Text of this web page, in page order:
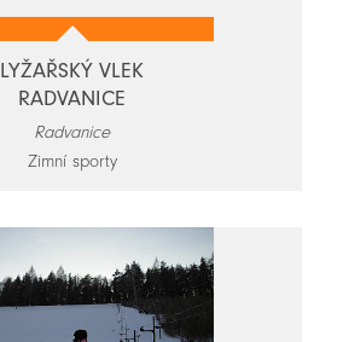
LYŽAŘSKÝ VLEK
RADVANICE
Radvanice
Zimní sporty